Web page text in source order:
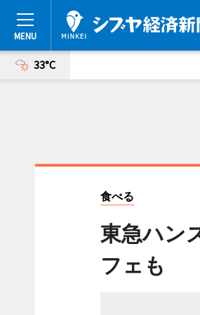
33°C
食べる
東急ハン
フェも